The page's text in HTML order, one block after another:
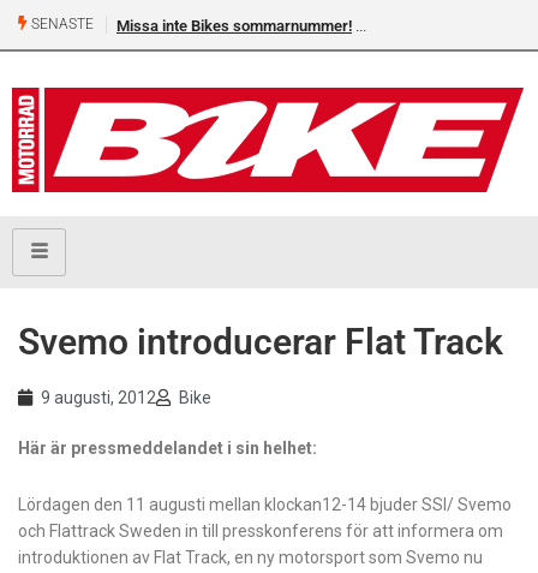
SENASTE Missa inte Bikes sommarnummer!
Svemo introducerar Flat Track
9 augusti, 2012 Bike
Här är pressmeddelandet i sin helhet:
Lördagen den 11 augusti mellan klockan12-14 bjuder SSI/ Svemo
och Flattrack Sweden in till presskonferens för att informera om
introduktionen av Flat Track, en ny motorsportsom Svemo nu